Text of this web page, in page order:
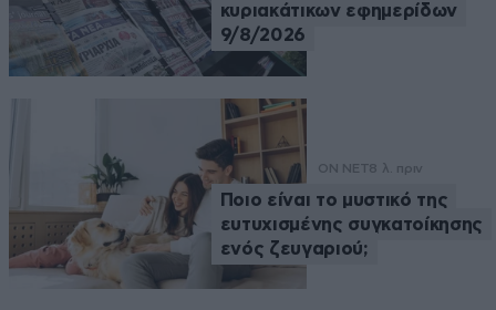
κυριακάτικων εφημερίδων
9/8/2026
ON NET8 λ. πριν
Ποιο είναι το μυστικό της
ευτυχισμένης συγκατοίκησης
ενός ζευγαριού;